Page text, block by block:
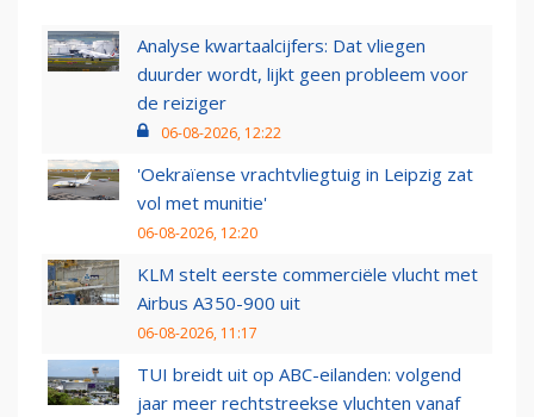
Analyse kwartaalcijfers: Dat vliegen
duurder wordt, lijkt geen probleem voor
de reiziger
06-08-2026, 12:22
'Oekraïense vrachtvliegtuig in Leipzig zat
vol met munitie'
06-08-2026, 12:20
KLM stelt eerste commerciële vlucht met
Airbus A350-900 uit
06-08-2026, 11:17
TUI breidt uit op ABC-eilanden: volgend
jaar meer rechtstreekse vluchten vanaf